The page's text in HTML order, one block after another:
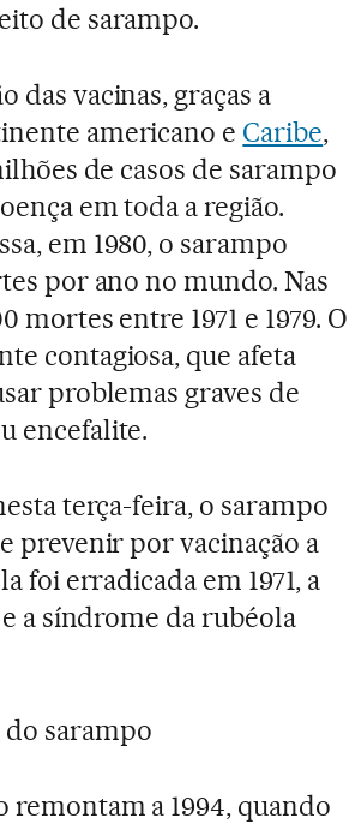
de sarampo.
das vacinas, graças a
americano e Caribe,
de casos de sarampo
em toda a região.
em 1980, o sarampo
por ano no mundo. Nas
mortes entre 1971 e 1979. O
contagiosa, que afeta
problemas graves de
encefalite.
terça-feira, o sarampo
prevenir por vacinação a
foi erradicada em 1971, a
a síndrome da rubéola
sarampo
a 1994, quando